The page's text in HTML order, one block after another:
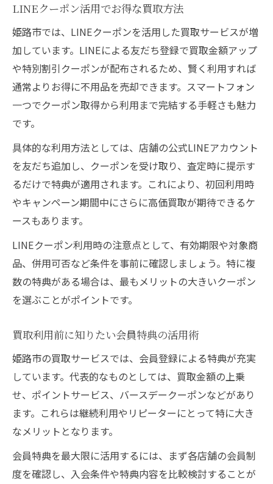
LINEクーポン活用でお得な買取方法
姫路市では、LINEクーポンを活用した買取サービスが増
加しています。LINEによる友だち登録で買取金額アップ
や特別割引クーポンが配布されるため、賢く利用すれば
通常よりお得に不用品を売却できます。スマートフォン
一つでクーポン取得から利用まで完結する手軽さも魅力
です。
具体的な利用方法としては、店舗の公式LINEアカウント
を友だち追加し、クーポンを受け取り、査定時に提示す
るだけで特典が適用されます。これにより、初回利用時
やキャンペーン期間中にさらに高価買取が期待できるケ
ースもあります。
LINEクーポン利用時の注意点として、有効期限や対象商
品、併用可否など条件を事前に確認しましょう。特に複
数の特典がある場合は、最もメリットの大きいクーポン
を選ぶことがポイントです。
買取利用前に知りたい会員特典の活用術
姫路市の買取サービスでは、会員登録による特典が充実
しています。代表的なものとしては、買取金額の上乗
せ、ポイントサービス、バースデークーポンなどがあり
ます。これらは継続利用やリピーターにとって特に大き
なメリットとなります。
会員特典を最大限に活用するには、まず各店舗の会員制
度を確認し、入会条件や特典内容を比較検討することが